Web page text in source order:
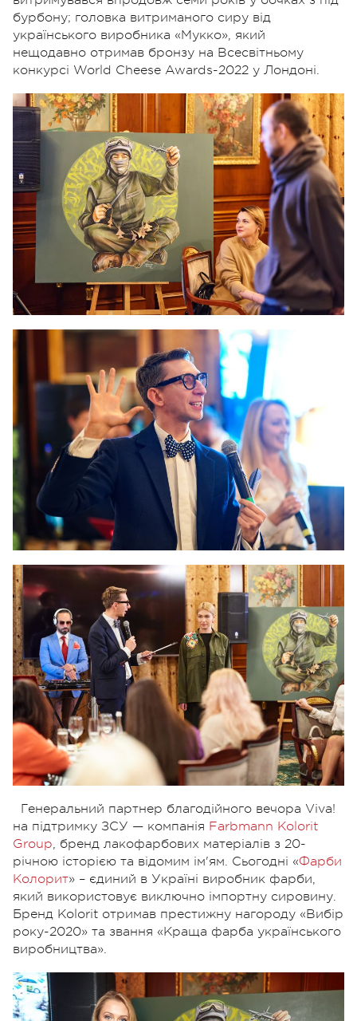
бурбону; головка витриманого сиру від
українського виробника «Мукко», який
нещодавно отримав бронзу на Всесвітньому
конкурсі World Cheese Awards-2022 у Лондоні.
Генеральний партнер благодійного вечора Viva!
на підтримку ЗСУ — компанія Farbmann Kolorit
Group, бренд лакофарбових матеріалів з 20-
річною історією та відомим ім'ям. Сьогодні «Фарби
Колорит» – єдиний в Україні виробник фарби,
який використовує виключно імпортну сировину.
Бренд Kolorit отримав престижну нагороду «Вибір
року-2020» та звання «Краща фарба українського
виробництва».